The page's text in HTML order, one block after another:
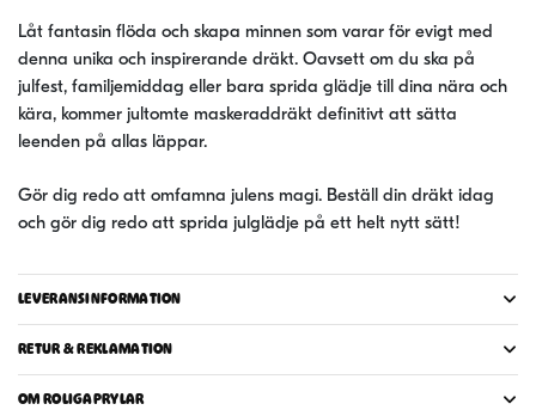
Låt fantasin flöda och skapa minnen som varar för evigt med
denna unika och inspirerande dräkt. Oavsett om du ska på
julfest, familjemiddag eller bara sprida glädje till dina nära och
kära, kommer jultomte maskeraddräkt definitivt att sätta
leenden på allas läppar.
Gör dig redo att omfamna julens magi. Beställ din dräkt idag
och gör dig redo att sprida julglädje på ett helt nytt sätt!
LEVERANSINFORMATION
RETUR & REKLAMATION
OM ROLIGAPRYLAR